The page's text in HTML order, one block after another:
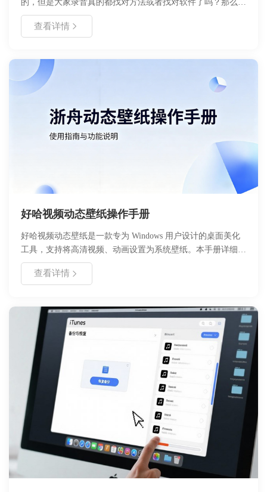
的，但是大家录音真的都找对方法或者找对软件了吗？那么怎
么在电脑上简单而且有效的录制电脑声音和麦克风声音呢？
查看详情
好哈视频动态壁纸操作手册
好哈视频动态壁纸是一款专为 Windows 用户设计的桌面美化
工具，支持将高清视频、动画设置为系统壁纸。本手册详细介
绍了软件的安装流程、核心功能配置、个性化设置步骤以及常
见问题的解决方案。通过本指南，用户可以快速掌握如何低占
查看详情